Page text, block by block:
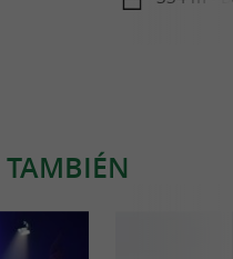
TAMBIÉN